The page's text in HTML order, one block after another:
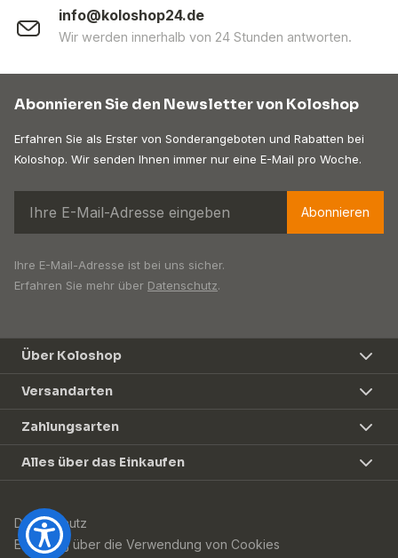
info@koloshop24.de
Wir werden innerhalb von 24 Stunden antworten.
Abonnieren Sie den Newsletter von Koloshop
Erfahren Sie als Erster von Sonderangeboten und Rabatten bei
Koloshop. Wir senden Ihnen immer nur eine E-Mail pro Woche.
Abonnieren
Ihre E-Mail-Adresse ist bei uns sicher.
Erfahren Sie mehr über Datenschutz.
Über Koloshop
Versandarten
Zahlungsarten
Alles über das Einkaufen
Datenschutz
Erklärung über die Verwendung von Cookies